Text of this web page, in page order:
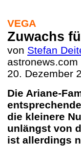
VEGA
Zuwachs
von Stefan
astronews.com
20. Dezember
Die Ariane-
die kleinere
unlängst von
ist allerdings